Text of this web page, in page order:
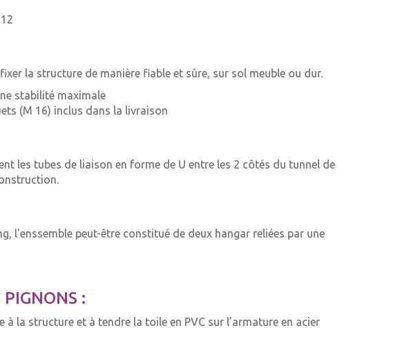
la structure de manière fiable et sûre, sur sol meuble ou dur.
stabilité maximale
(M 16) inclus dans la livraison
les tubes de liaison en forme de U entre les 2 côtés du tunnel de
l'enssemble peut-être constitué de deux hangar reliées par une
:
à la structure et à tendre la toile en PVC sur l’armature en acier